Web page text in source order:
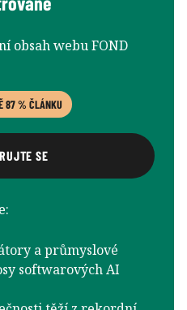
obsah webu FOND
87 % ČLÁNKU
SE
a průmyslové
softwarových AI